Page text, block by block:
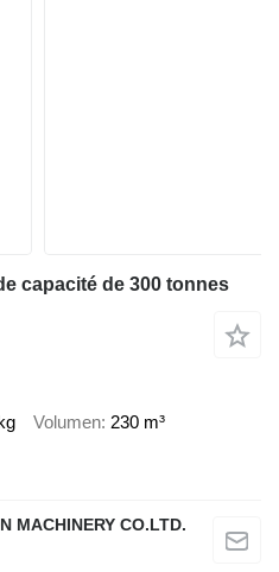
capacité de 300 tonnes
Volumen 230 m³
MACHINERY CO.LTD.